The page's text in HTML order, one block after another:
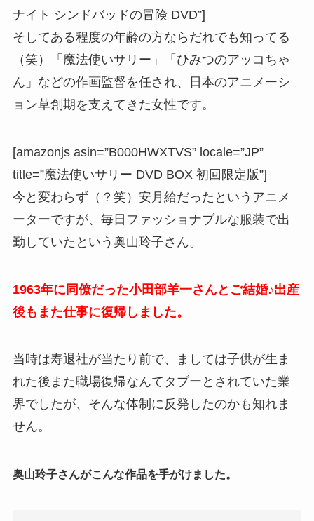
ナイト シンドバッドの冒険 DVD”]
そしてある程度の年齢の方ならだれでも知ってる
（笑）「魔法使いサリー」「ひみつのアッコちゃ
ん」などの作画監督を任され、日本のアニメーシ
ョン草創期を支えてきた女性です。
[amazonjs asin=”B000HWXTVS” locale=”JP”
title=”魔法使いサリー DVD BOX 初回限定版”]
今と変わらず（？笑）安月給だったというアニメ
ーターですが、毎日ファッショナブルな服装で出
勤していたという奥山玲子さん。
1963年に同僚だった小田部羊一さんとご結婚♪出産
後もまた仕事に復帰しました。
当時は寿退社が当たり前で、ましては子供が生ま
れた後また職場復帰なんてタブーとされていた業
界でしたが、そんな体制に反発したのかも知れま
せん。
奥山玲子さんがこんな作品を手がけました。